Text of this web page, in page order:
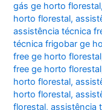
gás ge horto florestal
horto florestal,
assistência técnica
técnica frigobar ge
free ge horto florestal
free ge horto florestal
horto florestal,
horto florestal,
florestal,assistência